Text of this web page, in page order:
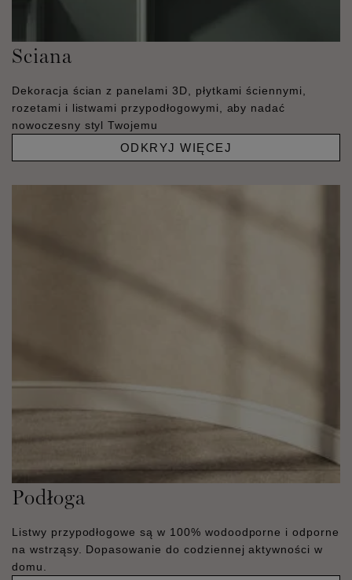
Sciana
Dekoracja ścian z panelami 3D, płytkami ściennymi,
rozetami i listwami przypodłogowymi, aby nadać
nowoczesny styl Twojemu
ODKRYJ WIĘCEJ
Podłoga
Listwy przypodłogowe są w 100% wodoodporne i odporne
na wstrząsy. Dopasowanie do codziennej aktywności w
domu.